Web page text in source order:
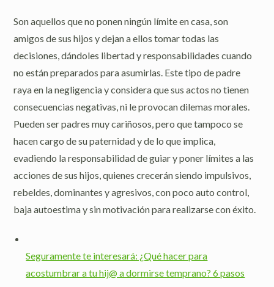
Son aquellos que no ponen ningún límite en casa, son
amigos de sus hijos y dejan a ellos tomar todas las
decisiones, dándoles libertad y responsabilidades cuando
no están preparados para asumirlas. Este tipo de padre
raya en la negligencia y considera que sus actos no tienen
consecuencias negativas, ni le provocan dilemas morales.
Pueden ser padres muy cariñosos, pero que tampoco se
hacen cargo de su paternidad y de lo que implica,
evadiendo la responsabilidad de guiar y poner límites a las
acciones de sus hijos, quienes crecerán siendo impulsivos,
rebeldes, dominantes y agresivos, con poco auto control,
baja autoestima y sin motivación para realizarse con éxito.
Seguramente te interesará: ¿Qué hacer para
acostumbrar a tu hij@ a dormirse temprano? 6 pasos